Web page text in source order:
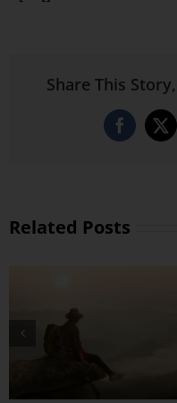
Share This
Facebook
X
Related Posts
အချစ်တွေ ပိုတိုး